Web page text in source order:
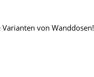
von Wanddosen!